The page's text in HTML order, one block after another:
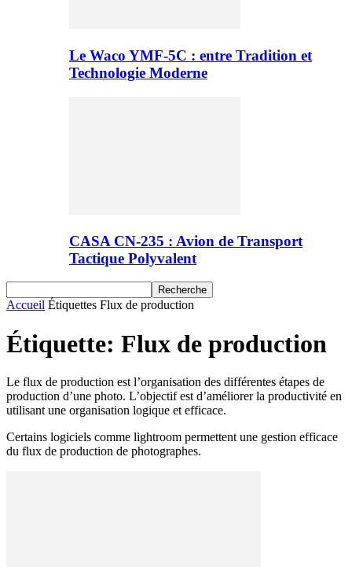
Le Waco YMF-5C : entre Tradition et
Technologie Moderne
CASA CN-235 : Avion de Transport
Tactique Polyvalent
Accueil Étiquettes Flux de production
Étiquette: Flux de production
Le flux de production est l’organisation des différentes étapes de
production d’une photo. L’objectif est d’améliorer la productivité en
utilisant une organisation logique et efficace.
Certains logiciels comme lightroom permettent une gestion efficace
du flux de production de photographes.